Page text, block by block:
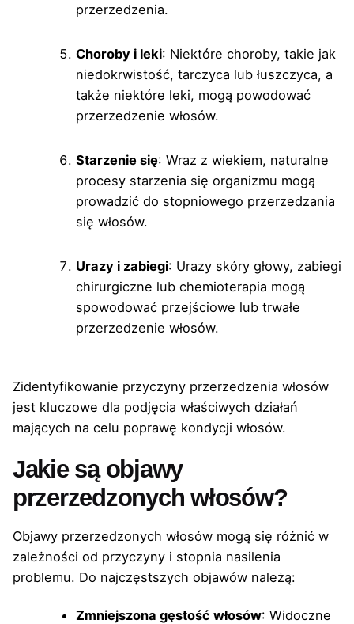
przerzedzenia.
Choroby i leki: Niektóre choroby, takie jak
niedokrwistość, tarczyca lub łuszczyca, a
także niektóre leki, mogą powodować
przerzedzenie włosów.
Starzenie się: Wraz z wiekiem, naturalne
procesy starzenia się organizmu mogą
prowadzić do stopniowego przerzedzania
się włosów.
Urazy i zabiegi: Urazy skóry głowy, zabiegi
chirurgiczne lub chemioterapia mogą
spowodować przejściowe lub trwałe
przerzedzenie włosów.
Zidentyfikowanie przyczyny przerzedzenia włosów
jest kluczowe dla podjęcia właściwych działań
mających na celu poprawę kondycji włosów.
Jakie są objawy
przerzedzonych włosów?
Objawy przerzedzonych włosów mogą się różnić w
zależności od przyczyny i stopnia nasilenia
problemu. Do najczęstszych objawów należą:
Zmniejszona gęstość włosów: Widoczne